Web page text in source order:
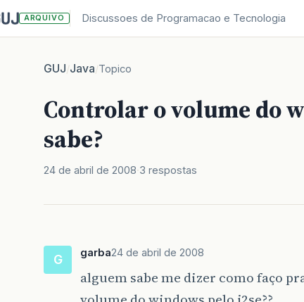
ARQUIVO Discussoes de Programacao e Tecnologia
GUJ/Java/Topico
Controlar o volume do
sabe?
24 de abril de 2008 3 respostas
G garba24 de abril de 2008
alguem sabe me dizer como faço